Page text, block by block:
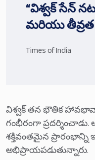
“విశ్వక్ సేన్
మరియు
Times of India
విశ్వక్ తన భౌతిక
గంభీరంగా
శక్తివంతమైన
అభిప్రాయపడుతున్నారు.